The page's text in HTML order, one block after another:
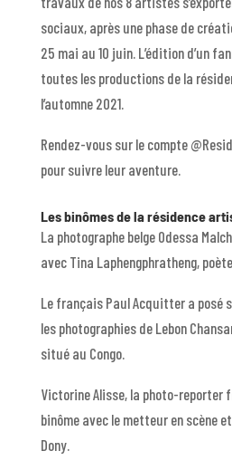
sociaux, après une phase de
25 mai au 10 juin. L’édition d’un
toutes les productions de la
l’automne 2021.
Rendez-vous sur le compte
pour suivre leur aventure.
Les binômes de la résidence
La photographe belge Odessa
avec Tina Laphengphratheng,
Le français Paul Acquitter a posé
les photographies de Lebon
situé au Congo.
Victorine Alisse, la photo-reporter
binôme avec le metteur en scène
Dony.